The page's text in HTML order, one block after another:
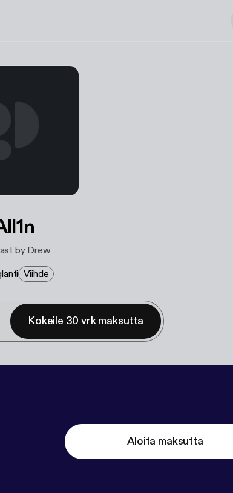
by Drew
Viihde
Kokeile 30 vrk maksutta
Aloita maksutta